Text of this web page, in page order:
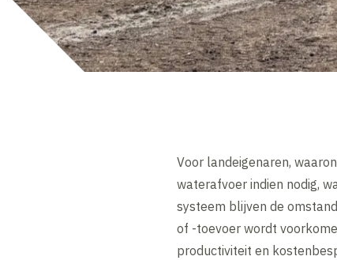
Voor landeigenaren,
waterafvoer indien nodig,
systeem blijven de
of -toevoer wordt
productiviteit en